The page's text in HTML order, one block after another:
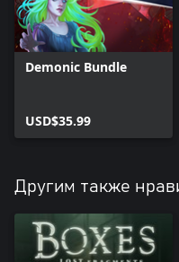
Demonic Bundle
USD$35.99
Другим также